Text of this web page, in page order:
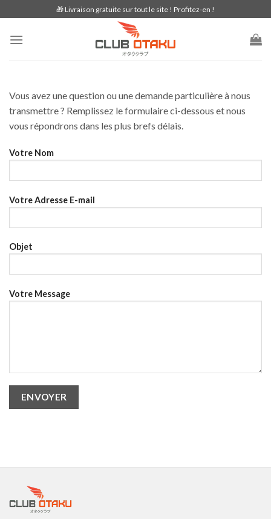
to
content
🎁 Livraison gratuite sur tout le site ! Profitez-en !
Vous avez une question ou une demande particulière à nous
transmettre ? Remplissez le formulaire ci-dessous et nous
vous répondrons dans les plus brefs délais.
Votre Nom
Votre Adresse E-mail
Objet
Votre Message